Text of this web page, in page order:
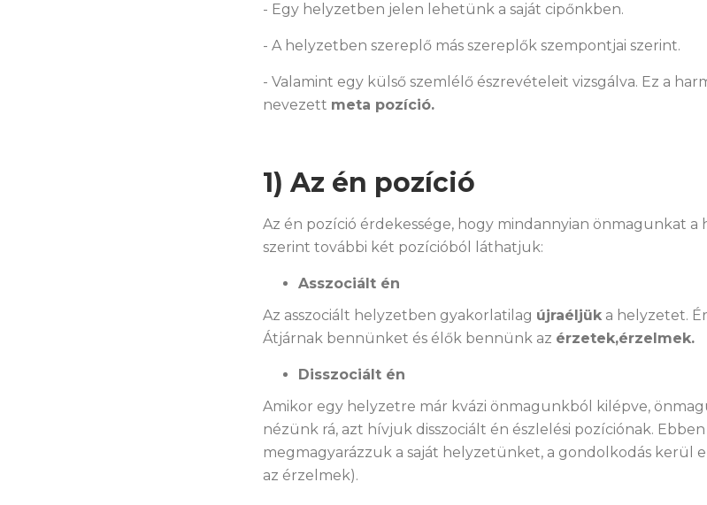
- Egy helyzetben jelen lehetünk a saját cipőnkben.
- A helyzetben szereplő más szereplők szempontjai szerint.
- Valamint egy külső szemlélő észrevételeit vizsgálva. Ez a
nevezett meta pozíció.
1) Az én pozíció
Az én pozíció érdekessége, hogy mindannyian önmagunkat
szerint további két pozícióból láthatjuk:
Asszociált én
Az asszociált helyzetben gyakorlatilag újraéljük a helyzetet.
Átjárnak bennünket és élők bennünk az érzetek,érzelmek.
Disszociált én
Amikor egy helyzetre már kvázi önmagunkból kilépve,
nézünk rá, azt hívjuk disszociált én észlelési pozíciónak.
megmagyarázzuk a saját helyzetünket, a gondolkodás kerül
az érzelmek).